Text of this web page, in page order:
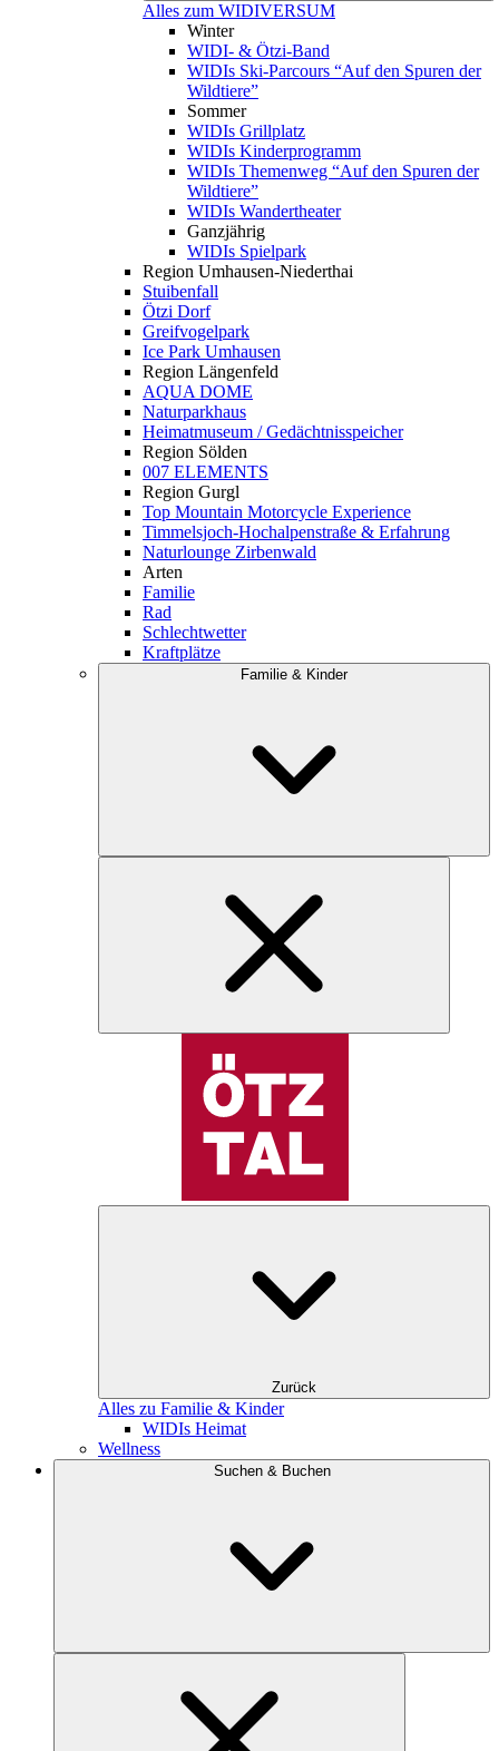
Alles zum WIDIVERSUM
Winter
WIDI- & Ötzi-Band
WIDIs Ski-Parcours “Auf den Spuren der
Wildtiere”
Sommer
WIDIs Grillplatz
WIDIs Kinderprogramm
WIDIs Themenweg “Auf den Spuren der
Wildtiere”
WIDIs Wandertheater
Ganzjährig
WIDIs Spielpark
Region Umhausen-Niederthai
Stuibenfall
Ötzi Dorf
Greifvogelpark
Ice Park Umhausen
Region Längenfeld
AQUA DOME
Naturparkhaus
Heimatmuseum / Gedächtnisspeicher
Region Sölden
007 ELEMENTS
Region Gurgl
Top Mountain Motorcycle Experience
Timmelsjoch-Hochalpenstraße & Erfahrung
Naturlounge Zirbenwald
Arten
Familie
Rad
Schlechtwetter
Kraftplätze
Familie & Kinder
Zurück
Alles zu Familie & Kinder
WIDIs Heimat
Wellness
Suchen & Buchen